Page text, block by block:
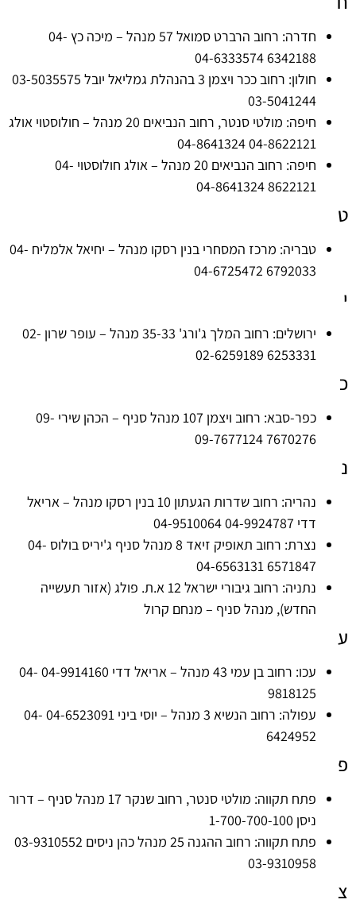
חדרה: רחוב הרברט סמואל 57 מנהל – מיכה כץ 04-
6342188 04-6333574
חולון: רחוב ככר ויצמן 3 בהנהלת גמליאל יובל 03-5035575
03-5041244
חיפה: מולטי סנטר, רחוב הנביאים 20 מנהל – חולוסטוי אולג
04-8622121 04-8641324
חיפה: רחוב הנביאים 20 מנהל – אולג חולוסטוי 04-
8622121 04-8641324
ט
טבריה: מרכז המסחרי בנין רסקו מנהל – יחיאל אלמליח 04-
6792033 04-6725472
י
ירושלים: רחוב המלך ג'ורג' 35-33 מנהל – עופר שרון 02-
6253331 02-6259189
כ
כפר-סבא: רחוב ויצמן 107 מנהל סניף – הכהן שירי 09-
7670276 09-7677124
נ
נהריה: רחוב שדרות הגעתון 10 בנין רסקו מנהל – אריאל
דדי 04-9924787 04-9510064
נצרת: רחוב תאופיק זיאד 8 מנהל סניף ג'יריס בולוס 04-
6571847 04-6563131
נתניה: רחוב גיבורי ישראל 12 א.ת. פולג (אזור תעשייה
החדש), מנהל סניף – מנחם קרול
ע
עכו: רחוב בן עמי 43 מנהל – אריאל דדי 04-9914160 04-
9818125
עפולה: רחוב הנשיא 3 מנהל – יוסי ביני 04-6523091 04-
6424952
פ
פתח תקווה: מולטי סנטר, רחוב שנקר 17 מנהל סניף – דרור
ניסן 1-700-700-100
פתח תקווה: רחוב ההגנה 25 מנהל כהן ניסים 03-9310552
03-9310958
צ